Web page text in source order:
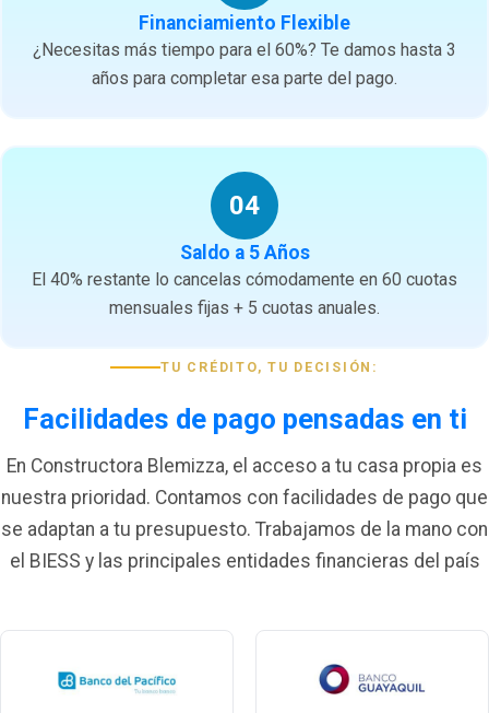
Financiamiento Flexible
¿Necesitas más tiempo para el 60%? Te damos hasta 3
años para completar esa parte del pago.
04
Saldo a 5 Años
El 40% restante lo cancelas cómodamente en 60 cuotas
mensuales fijas + 5 cuotas anuales.
TU CRÉDITO, TU DECISIÓN:
Facilidades de pago pensadas en ti
En Constructora Blemizza, el acceso a tu casa propia es
nuestra prioridad. Contamos con facilidades de pago que
se adaptan a tu presupuesto. Trabajamos de la mano con
el BIESS y las principales entidades financieras del país